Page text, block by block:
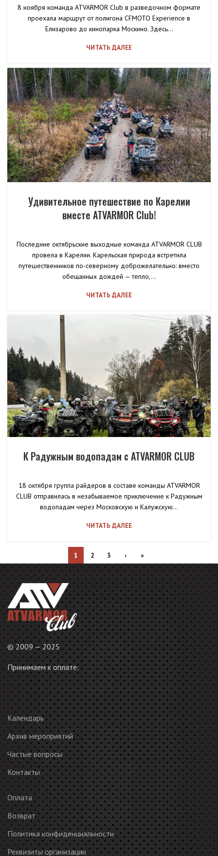
8 ноября команда ATVARMOR Club в разведочном формате
проехала маршрут от полигона CFMOTO Experience в
Елизарово до кинопарка Москино. Здесь...
ЧИТАТЬ ДАЛЕЕ
Удивительное путешествие по Карелии
вместе ATVARMOR Club!
Последние октябрьские выходные команда ATVARMOR CLUB
провела в Карелии. Карельская природа встретила
путешественников по-северному доброжелательно: вместо
обещанных дождей — тепло,...
ЧИТАТЬ ДАЛЕЕ
К Радужным водопадам с ATVARMOR CLUB
18 октября группа райдеров в составе команды ATVARMOR
CLUB отправилась в незабываемое приключение к Радужным
водопадам через Московскую и Калужскую...
ЧИТАТЬ ДАЛЕЕ
1 2 3 › »
© 2009 — 2025
Принимаем к оплате:
Календарь
Архив мероприятий
Частые вопросы
Контакты
Оплата
Возврат
Политика конфиденциальности
Реквизиты организации